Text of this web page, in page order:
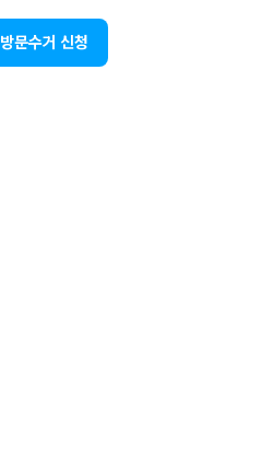
방문수거 신청